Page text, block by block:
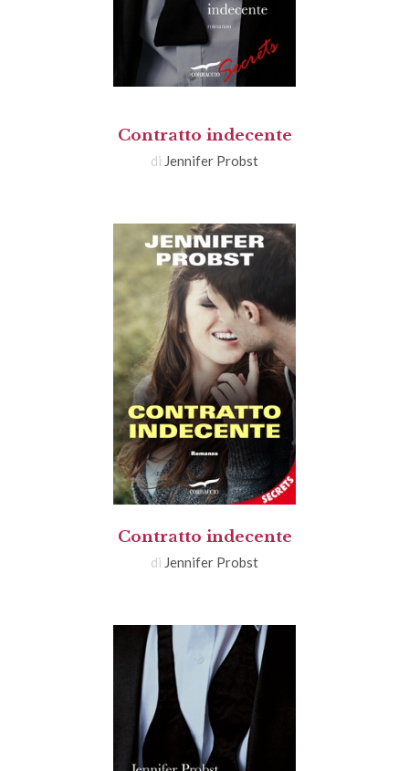
Contratto indecente
di Jennifer Probst
Contratto indecente
di Jennifer Probst